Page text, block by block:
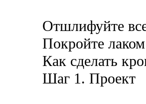
Отшлифуйте
Покройте
Как сделать
Шаг 1. Проект